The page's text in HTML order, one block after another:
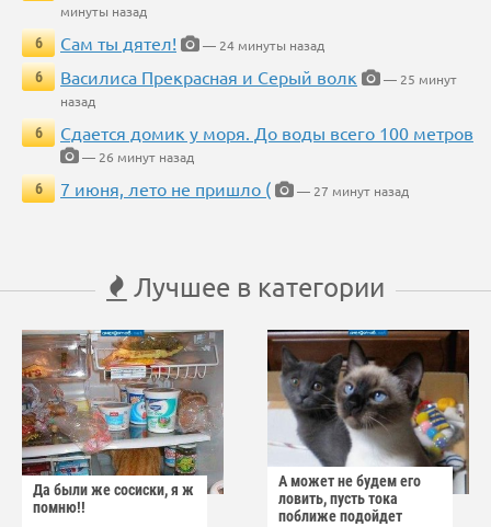
минуты назад
6
Сам ты дятел!
— 24 минуты назад
6
Василиса Прекрасная и Серый волк
— 25 минут
назад
6
Сдается домик у моря. До воды всего 100 метров
— 26 минут назад
6
7 июня, лето не пришло ( — 27 минут назад
Лучшее в категории
Да были же сосиски, я ж
помню!!
А может не будем его
ловить, пусть тока
поближе подойдет